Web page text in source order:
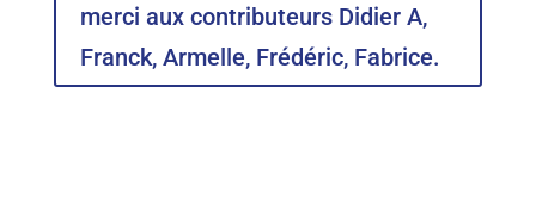
merci aux contributeurs Didier A,
Franck, Armelle, Frédéric, Fabrice.